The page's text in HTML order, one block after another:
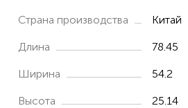
Страна производства Китай
Длина 78.45
Ширина 54.2
Высота 25.14